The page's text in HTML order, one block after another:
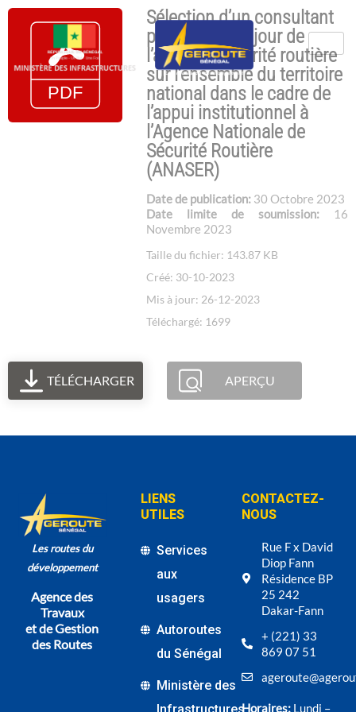
Sélection d’un consultant
pour la mise à jour de
l’audit de sécurité routière
sur l’ensemble du territoire
national dans le cadre de
l’appui institutionnel à
l’Agence Nationale de
Sécurité Routière
(ANASER)
Date de publication: 30 Octobre 2023
Date limite de soumission: 16
Novembre 2023
Taille du fichier: 143.87 KB
Créé: 30-10-2023
Mis à jour: 26-12-2023
Téléchargé: 1699
TÉLÉCHARGER APERÇU
Les routes du
développement
Agence des
Travaux
et de Gestion
des Routes
LIENS
UTILES
Services
aux
usagers
Autoroutes
du Sénégal
Ministère des
CONTACTEZ-
NOUS
Rue F x David
Diop Fann
Résidence BP
25 242
Dakar-Fann
+ (221) 33
869 07 51
Horaires:Lundi –